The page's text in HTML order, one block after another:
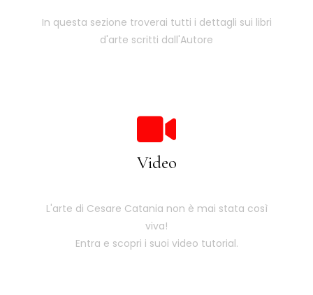
In questa sezione troverai tutti i dettagli sui libri
d'arte scritti dall'Autore
Video
L'arte di Cesare Catania non è mai stata così
viva!
Entra e scopri i suoi video tutorial.